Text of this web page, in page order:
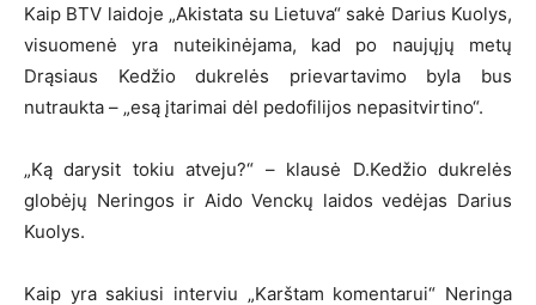
Kaip BTV laidoje „Akistata su Lietuva“ sakė Darius Kuolys,
visuomenė yra nuteikinėjama, kad po naujųjų metų
Drąsiaus Kedžio dukrelės prievartavimo byla bus
nutraukta – „esą įtarimai dėl pedofilijos nepasitvirtino“.
„Ką darysit tokiu atveju?“ – klausė D.Kedžio dukrelės
globėjų Neringos ir Aido Venckų laidos vedėjas Darius
Kuolys.
Kaip yra sakiusi interviu „Karštam komentarui“ Neringa